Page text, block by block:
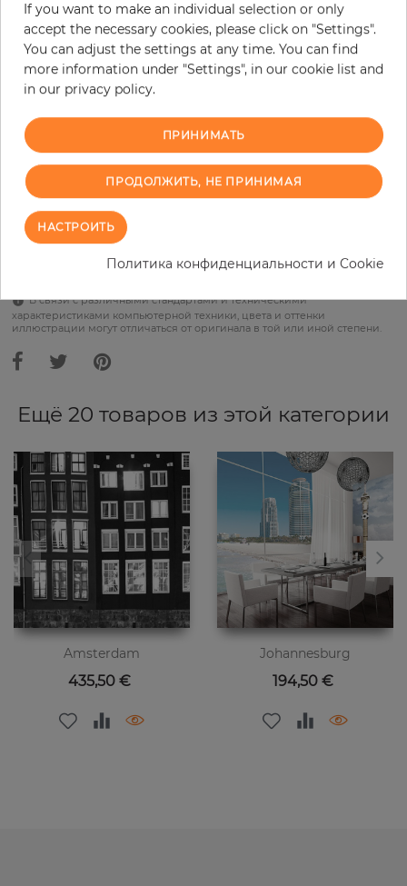
456,37 € за штуку
19% НДС включительно + Доставка
Цена за м² - 45,44 €
Do you need glue?
− +
В связи с различными стандартами и техническими
характеристиками компьютерной техники, цвета и оттенки
иллюстрации могут отличаться от оригинала в той или иной степени.
Ещё 20 товаров из этой категории
Amsterdam
Цена
435,50 €
Johannesburg
Цена
194,50 €
If you want to make an individual selection or only
accept the necessary cookies, please click on "Settings".
You can adjust the settings at any time. You can find
more information under "Settings", in our cookie list and
in our privacy policy.
ПРИНИМАТЬ
ПРОДОЛЖИТЬ, НЕ ПРИНИМАЯ
НАСТРОИТЬ
Политика конфиденциальности и Cookie